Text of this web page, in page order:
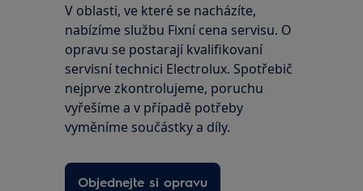
V oblasti, ve které se nacházíte,
nabízíme službu Fixní cena servisu. O
opravu se postarají kvalifikovaní
servisní technici Electrolux. Spotřebič
nejprve zkontrolujeme, poruchu
vyřešíme a v případě potřeby
vyměníme součástky a díly.
Objednejte si opravu